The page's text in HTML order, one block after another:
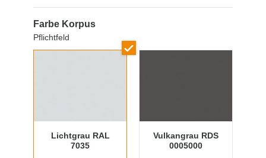
Farbe Korpus
Pflichtfeld
Lichtgrau RAL
7035
Vulkangrau RDS
0005000